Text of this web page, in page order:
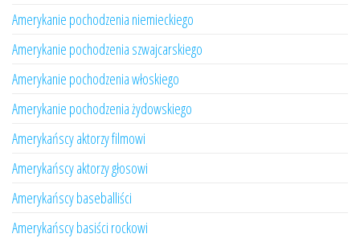
Amerykanie pochodzenia niemieckiego
Amerykanie pochodzenia szwajcarskiego
Amerykanie pochodzenia włoskiego
Amerykanie pochodzenia żydowskiego
Amerykańscy aktorzy filmowi
Amerykańscy aktorzy głosowi
Amerykańscy baseballiści
Amerykańscy basiści rockowi